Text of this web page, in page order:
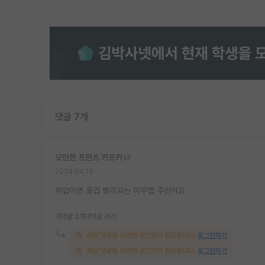
댓글 7개
오만한 프란츠 카프카
취업이면 졸업 빨리되는 아무랩 추천이요
대댓글 2개 대댓글 쓰기
해당 댓글을 보려면 로그인이 필요합니다. 로그인하기
해당 댓글을 보려면 로그인이 필요합니다. 로그인하기